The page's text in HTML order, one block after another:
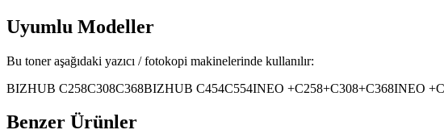
Uyumlu Modeller
Bu toner aşağıdaki yazıcı / fotokopi makinelerinde kullanılır:
BIZHUB C258C308C368BIZHUB C454C554INEO +C258+C308+C368INEO
Benzer Ürünler